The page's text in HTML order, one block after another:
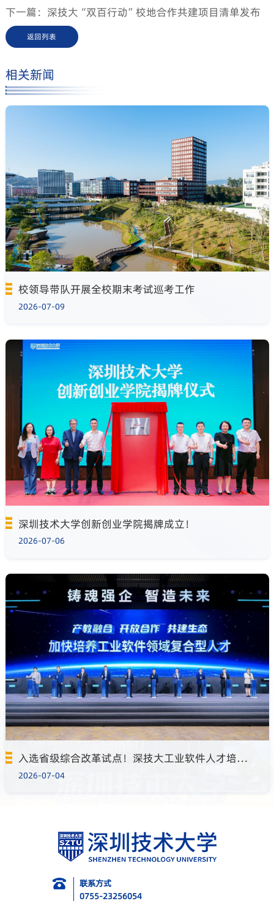
下一篇：深技大“双百行动”校地合作共建项目清单发布
返回列表
相关新闻
校领导带队开展全校期末考试巡考工作
2026-07-09
深圳技术大学创新创业学院揭牌成立！
2026-07-06
入选省级综合改革试点！深技大工业软件人才培养显成效
2026-07-04
联系方式
0755-23256054